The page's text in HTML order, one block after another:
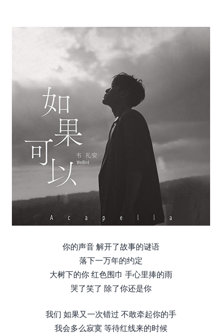
你的声音 解开了故事的谜语
落下一万年的约定
大树下的你 红色围巾 手心里捧的雨
哭了笑了 除了你还是你
我们 如果又一次错过 不敢牵起你的手
我会多么寂寞 等待红线来的时候